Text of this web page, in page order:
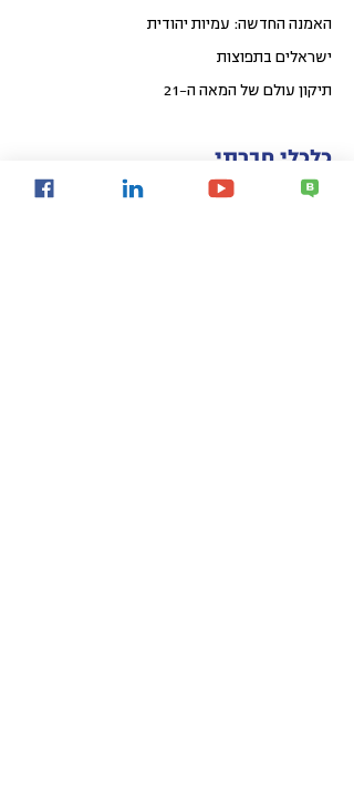
האמנה החדשה: עמיות יהודית
ישראלים בתפוצות
תיקון עולם של המאה ה-21
כלכלי חברתי
קפיצת מדרגה לאומית באיכות החיים